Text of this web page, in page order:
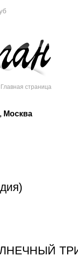
Главная страница
Москва